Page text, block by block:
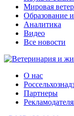
Мировая
Образование и
Аналитика
Видео
Все новости
О нас
Партнеры